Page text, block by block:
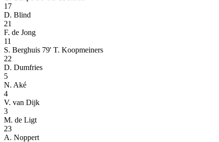
17
D. Blind
21
F. de Jong
11
S. Berghuis 79' T. Koopmeiners
22
D. Dumfries
5
N. Aké
4
V. van Dijk
3
M. de Ligt
23
A. Noppert